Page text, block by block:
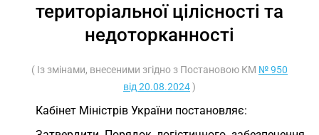
територіальної цілісності та
недоторканності
( Із змінами, внесеними згідно з Постановою КМ № 950
від 20.08.2024)
Кабінет Міністрів України постановляє: